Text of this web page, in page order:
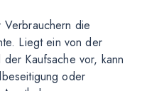
die
Liegt ein von der
Kaufsache vor, kann
oder